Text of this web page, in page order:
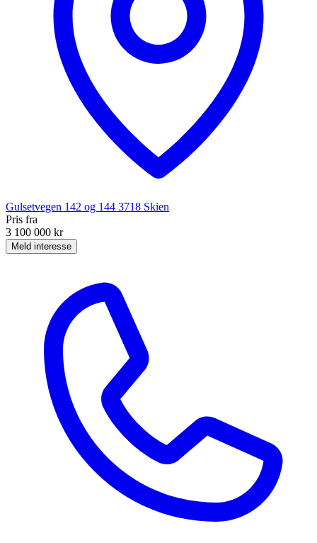
Gulsetvegen 142 og 144 3718 Skien
Pris fra
3 100 000 kr
Meld interesse